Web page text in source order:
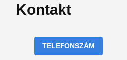
Kontakt
TELEFONSZÁM